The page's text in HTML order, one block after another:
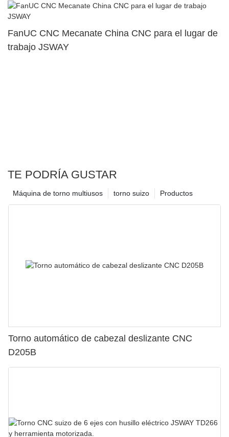
FanUC CNC Mecanate China CNC para el lugar de
trabajo JSWAY
TE PODRÍA GUSTAR
Productos
torno suizo
Máquina de torno multiusos
Torno automático de cabezal deslizante CNC
D205B